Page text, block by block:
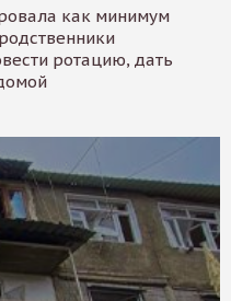
как минимум
ротацию, дать